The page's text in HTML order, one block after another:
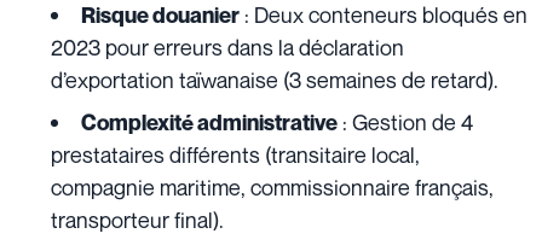
Risque douanier : Deux conteneurs bloqués en
2023 pour erreurs dans la déclaration
d’exportation taïwanaise (3 semaines de retard).
Complexité administrative : Gestion de 4
prestataires différents (transitaire local,
compagnie maritime, commissionnaire français,
transporteur final).